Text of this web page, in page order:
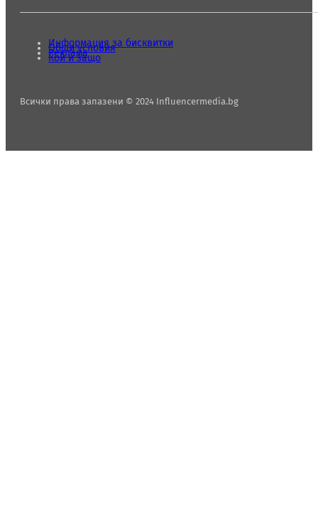
Всички права запазени © 2024 Influencermedia.bg
Информация за бисквитки
Общи условия
Реклама
Кой и защо